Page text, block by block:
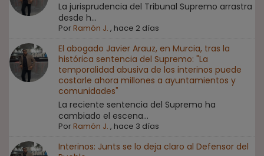
La jurisprudencia del Tribunal Supremo arrastra
desde h...
Por Ramón J. , hace 2 días
El abogado Javier Arauz, en Murcia, tras la
histórica sentencia del Supremo: "La
temporalidad abusiva de los interinos puede
costarle ahora millones a ayuntamientos y
comunidades"
La reciente sentencia del Supremo ha
cambiado el escena...
Por Ramón J. , hace 3 días
Interinos: Junts se lo deja claro al Defensor del